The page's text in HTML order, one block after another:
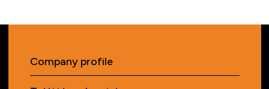
Company profile